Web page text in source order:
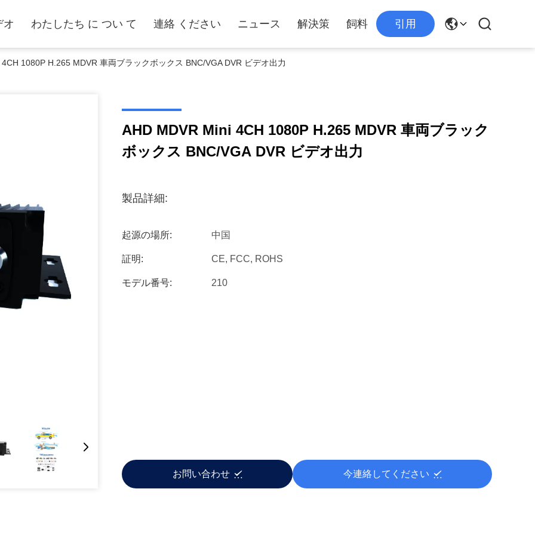
オ わたしたち に つい て 連絡 ください ニュース 解決策 飼料 引用
1080P H.265 MDVR 車両ブラックボックス BNC/VGA DVR ビデオ出力
AHD MDVR Mini 4CH 1080P H.265 MDVR 車両ブラック
ボックス BNC/VGA DVR ビデオ出力
製品詳細:
起源の場所: 中国
証明: CE, FCC, ROHS
モデル番号: 210
お問い合わせ 今連絡してください